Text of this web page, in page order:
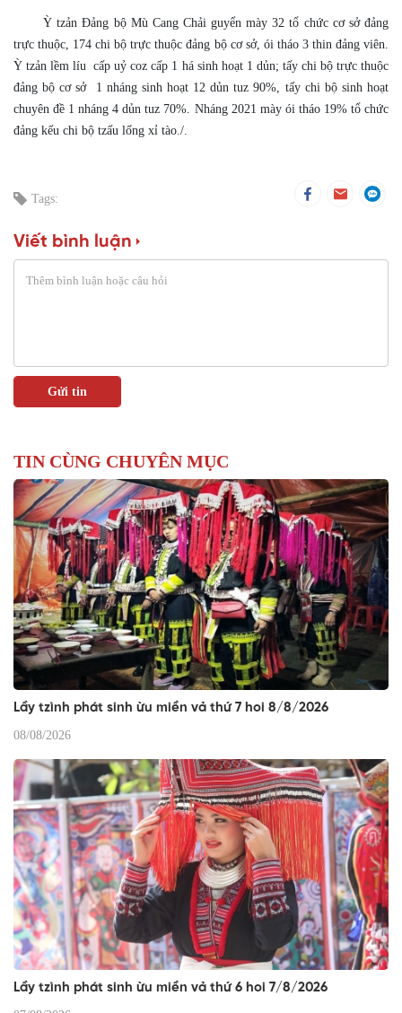
Ỳ tzản Đảng bộ Mù Cang Chải guyển mày 32 tổ chức cơ sở đảng
trực thuộc, 174 chi bộ trực thuộc đảng bộ cơ sở, ói tháo 3 thin đảng viên.
Ỳ tzản lềm líu cấp uỷ coz cấp 1 há sinh hoạt 1 dủn; tấy chi bộ trực thuộc
đảng bộ cơ sở 1 nháng sinh hoạt 12 dủn tuz 90%, tấy chi bộ sinh hoạt
chuyên đề 1 nháng 4 dủn tuz 70%. Nháng 2021 mày ói tháo 19% tổ chức
đảng kếu chi bộ tzấu lống xỉ tào./.
Tags:
Viết bình luận
TIN CÙNG CHUYÊN MỤC
Lầy tzình phát sinh ừu miền vả thứ 7 hoi 8/8/2026
08/08/2026
Lầy tzình phát sinh ừu miền vả thứ 6 hoi 7/8/2026